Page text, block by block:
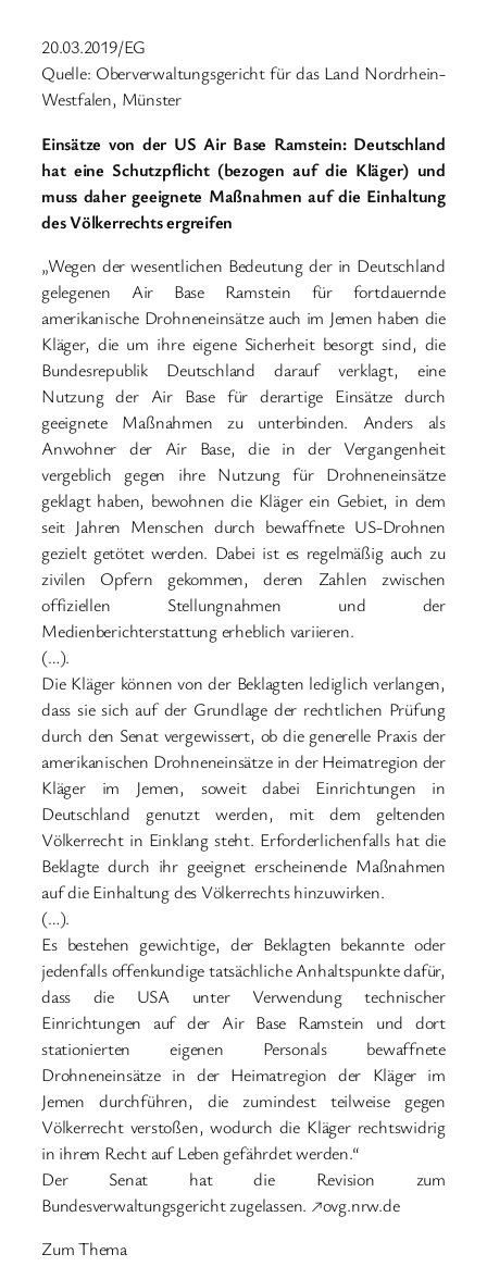
20.03.2019/EG
Quelle: Oberverwaltungsgericht für das Land Nordrhein-
Westfalen, Münster
Einsätze von der US Air Base Ramstein: Deutschland
hat eine Schutzpflicht (bezogen auf die Kläger) und
muss daher geeignete Maßnahmen auf die Einhaltung
des Völkerrechts ergreifen
„Wegen der wesentlichen Bedeutung der in Deutschland
gelegenen Air Base Ramstein für fortdauernde
amerikanische Drohneneinsätze auch im Jemen haben die
Kläger, die um ihre eigene Sicherheit besorgt sind, die
Bundesrepublik Deutschland darauf verklagt, eine
Nutzung der Air Base für derartige Einsätze durch
geeignete Maßnahmen zu unterbinden. Anders als
Anwohner der Air Base, die in der Vergangenheit
vergeblich gegen ihre Nutzung für Drohneneinsätze
geklagt haben, bewohnen die Kläger ein Gebiet, in dem
seit Jahren Menschen durch bewaffnete US-Drohnen
gezielt getötet werden. Dabei ist es regelmäßig auch zu
zivilen Opfern gekommen, deren Zahlen zwischen
offiziellen Stellungnahmen und der
Medienberichterstattung erheblich variieren.
(…).
Die Kläger können von der Beklagten lediglich verlangen,
dass sie sich auf der Grundlage der rechtlichen Prüfung
durch den Senat vergewissert, ob die generelle Praxis der
amerikanischen Drohneneinsätze in der Heimatregion der
Kläger im Jemen, soweit dabei Einrichtungen in
Deutschland genutzt werden, mit dem geltenden
Völkerrecht in Einklang steht. Erforderlichenfalls hat die
Beklagte durch ihr geeignet erscheinende Maßnahmen
auf die Einhaltung des Völkerrechts hinzuwirken.
(…).
Es bestehen gewichtige, der Beklagten bekannte oder
jedenfalls offenkundige tatsächliche Anhaltspunkte dafür,
dass die USA unter Verwendung technischer
Einrichtungen auf der Air Base Ramstein und dort
stationierten eigenen Personals bewaffnete
Drohneneinsätze in der Heimatregion der Kläger im
Jemen durchführen, die zumindest teilweise gegen
Völkerrecht verstoßen, wodurch die Kläger rechtswidrig
in ihrem Recht auf Leben gefährdet werden.“
Der Senat hat die Revision zum
Bundesverwaltungsgericht zugelassen. ↗ovg.nrw.de
Zum Thema